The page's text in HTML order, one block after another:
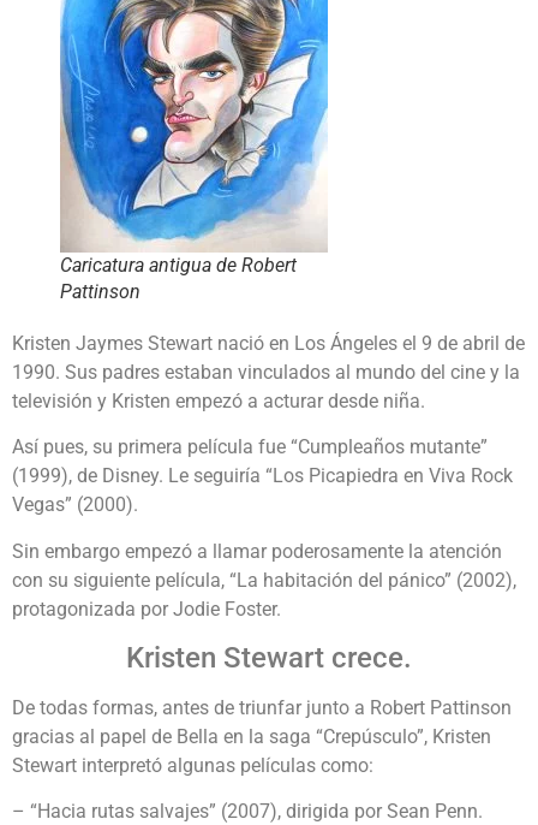
Caricatura antigua de Robert
Pattinson
Kristen Jaymes Stewart nació en Los Ángeles el 9 de abril de
1990. Sus padres estaban vinculados al mundo del cine y la
televisión y Kristen empezó a acturar desde niña.
Así pues, su primera película fue “Cumpleaños mutante”
(1999), de Disney. Le seguiría “Los Picapiedra en Viva Rock
Vegas” (2000).
Sin embargo empezó a llamar poderosamente la atención
con su siguiente película, “La habitación del pánico” (2002),
protagonizada por Jodie Foster.
Kristen Stewart crece.
De todas formas, antes de triunfar junto a Robert Pattinson
gracias al papel de Bella en la saga “Crepúsculo”, Kristen
Stewart interpretó algunas películas como:
– “Hacia rutas salvajes” (2007), dirigida por Sean Penn.